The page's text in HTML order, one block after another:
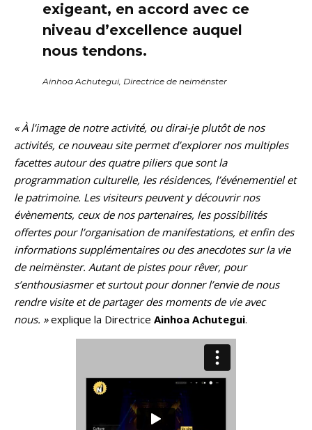
exigeant, en accord avec ce
niveau d’excellence auquel
nous tendons.
Ainhoa Achutegui, Directrice de neimënster
« À l’image de notre activité, ou dirai-je plutôt de nos
activités, ce nouveau site permet d’explorer nos multiples
facettes autour des quatre piliers que sont la
programmation culturelle, les résidences, l’événementiel et
le patrimoine. Les visiteurs peuvent y découvrir nos
évènements, ceux de nos partenaires, les possibilités
offertes pour l’organisation de manifestations, et enfin des
informations supplémentaires ou des anecdotes sur la vie
de neimënster. Autant de pistes pour rêver, pour
s’enthousiasmer et surtout pour donner l’envie de nous
rendre visite et de partager des moments de vie avec
nous. »explique la Directrice Ainhoa Achutegui.